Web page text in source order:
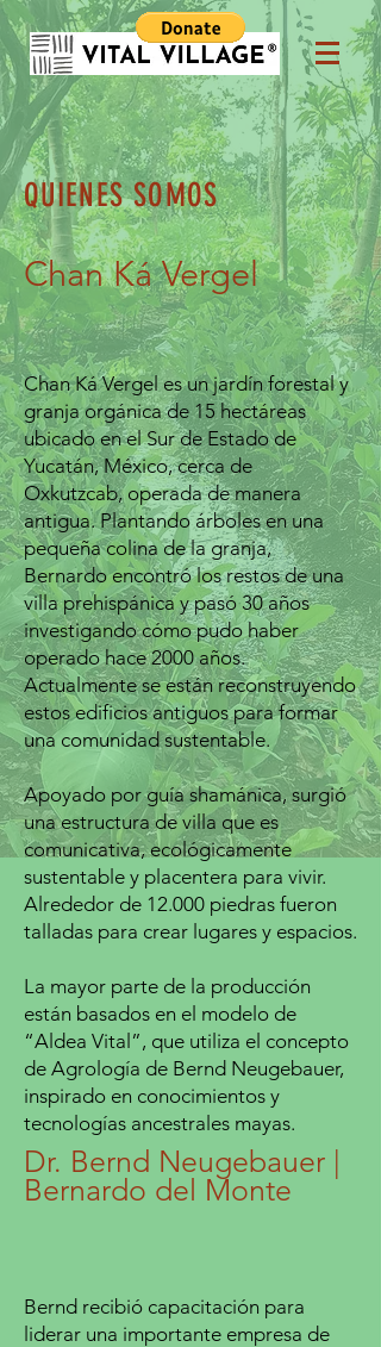
QUIENES SOMOS
Chan Ká Vergel
Chan Ká Vergel es un jardín forestal y
granja orgánica de 15 hectáreas
ubicado en el Sur de Estado de
Yucatán, México, cerca de
Oxkutzcab, operada de manera
antigua. Plantando árboles en una
pequeña colina de la granja,
Bernardo encontró los restos de una
villa prehispánica y pasó 30 años
investigando cómo pudo haber
operado hace 2000 años.
Actualmente se estánreconstruyendo
estos edificios antiguos para formar
una comunidad sustentable.
Apoyado por guía shamánica, surgió
una estructura de villa que es
comunicativa, ecológicamente
sustentable y placentera para vivir.
Alrededor de 12.000 piedras fueron
talladas para crear lugares y espacios.
La mayor parte de la producción
están basados en el modelo de
“Aldea Vital”, que utiliza el concepto
de Agrología de Bernd Neugebauer,
inspirado en conocimientos y
tecnologías ancestrales mayas.
Dr. Bernd Neugebauer |
Bernardo del Monte
Bernd recibió capacitación para
liderar una importante empresa de